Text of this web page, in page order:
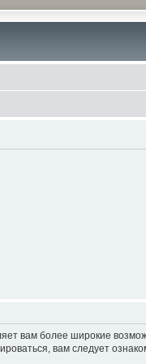
вам более широкие
вам следует